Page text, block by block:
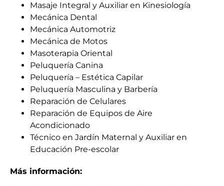
Masaje Integral y Auxiliar en Kinesiología
Mecánica Dental
Mecánica Automotriz
Mecánica de Motos
Masoterapia Oriental
Peluquería Canina
Peluquería – Estética Capilar
Peluquería Masculina y Barbería
Reparación de Celulares
Reparación de Equipos de Aire
Acondicionado
Técnico en Jardín Maternal y Auxiliar en
Educación Pre-escolar
Más información: